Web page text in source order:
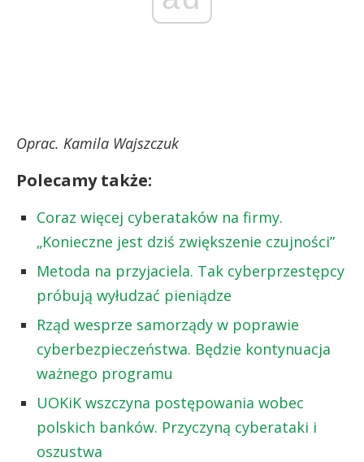
Oprac. Kamila Wajszczuk
Polecamy także:
Coraz więcej cyberataków na firmy.
„Konieczne jest dziś zwiększenie czujności”
Metoda na przyjaciela. Tak cyberprzestępcy
próbują wyłudzać pieniądze
Rząd wesprze samorządy w poprawie
cyberbezpieczeństwa. Będzie kontynuacja
ważnego programu
UOKiK wszczyna postępowania wobec
polskich banków. Przyczyną cyberataki i
oszustwa